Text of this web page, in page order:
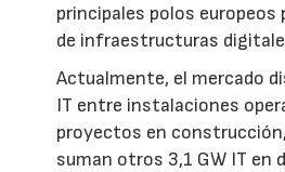
principales polos europeos
de infraestructuras
Actualmente, el mercado
IT entre instalaciones
proyectos en
suman otros 3,1 GW IT en